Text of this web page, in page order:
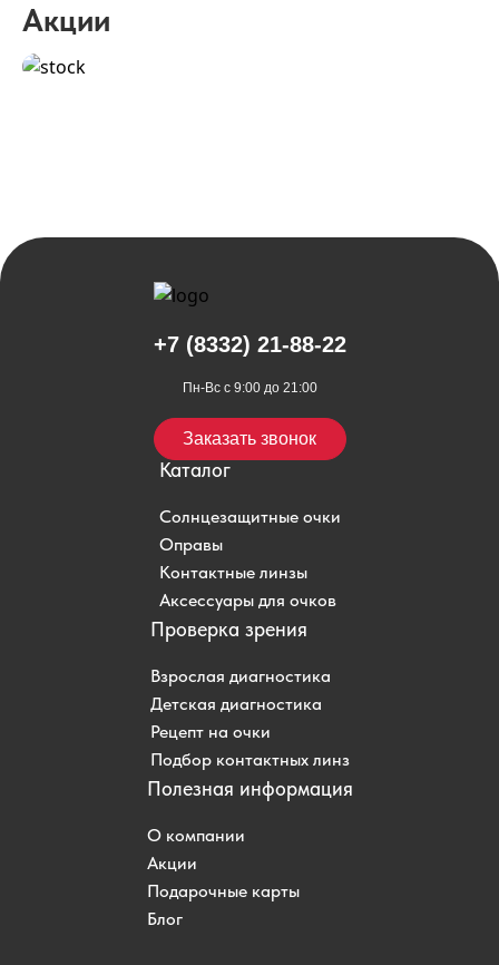
Акции
+7 (8332) 21-88-22
Пн-Вс с 9:00 до 21:00
Заказать звонок
Каталог
Солнцезащитные очки
Оправы
Контактные линзы
Аксессуары для очков
Проверка зрения
Взрослая диагностика
Детская диагностика
Рецепт на очки
Подбор контактных линз
Полезная информация
О компании
Акции
Подарочные карты
Блог